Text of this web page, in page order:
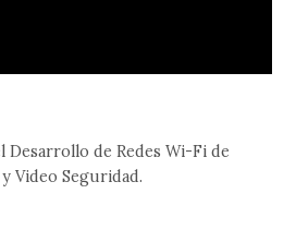
Desarrollo de Redes Wi-Fi de
Video Seguridad.